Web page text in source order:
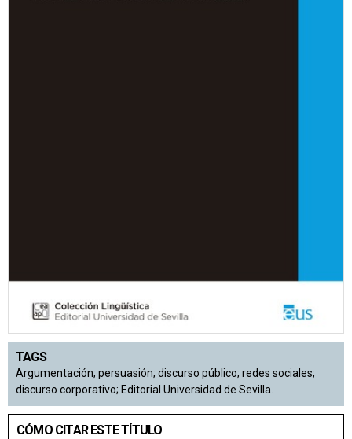
TAGS
Argumentación; persuasión; discurso público; redes sociales;
discurso corporativo; Editorial Universidad de Sevilla.
CÓMO CITAR ESTE TÍTULO